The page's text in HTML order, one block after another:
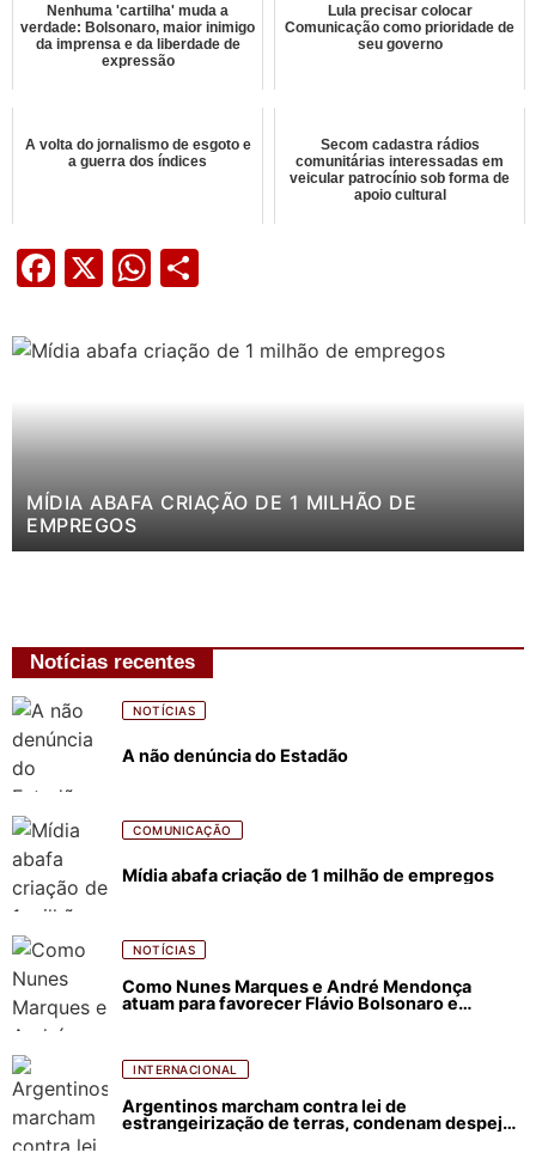
Nenhuma 'cartilha' muda a
verdade: Bolsonaro, maior inimigo
da imprensa e da liberdade de
expressão
Lula precisar colocar
Comunicação como prioridade de
seu governo
A volta do jornalismo de esgoto e
a guerra dos índices
Secom cadastra rádios
comunitárias interessadas em
veicular patrocínio sob forma de
apoio cultural
Facebook
X WhatsApp
MÍDIA ABAFA CRIAÇÃO DE 1 MILHÃO DE
EMPREGOS
Notícias recentes
NOTÍCIAS
A não denúncia do Estadão
COMUNICAÇÃO
Mídia abafa criação de 1 milhão de empregos
NOTÍCIAS
Como Nunes Marques e André Mendonça
atuam para favorecer Flávio Bolsonaro e
INTERNACIONAL
Argentinos marcham contra lei de
estrangeirização de terras, condenam despejos